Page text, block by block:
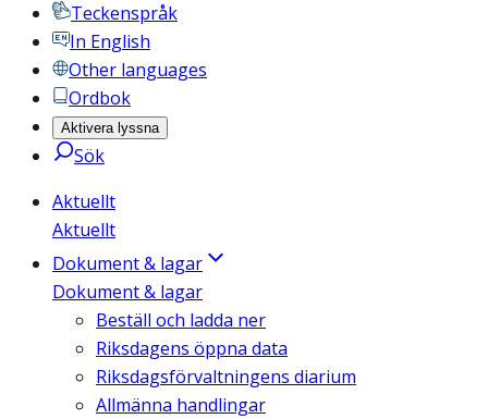
Teckenspråk
In English
Other languages
Ordbok
Aktivera lyssna
Sök
Aktuellt
Aktuellt
Dokument & lagar
Dokument & lagar
Beställ och ladda ner
Riksdagens öppna data
Riksdagsförvaltningens diarium
Allmänna handlingar